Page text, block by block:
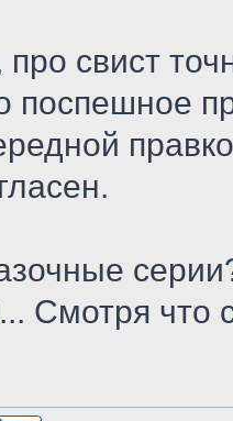
свист
поспешное
Смотря что